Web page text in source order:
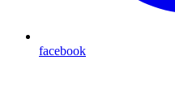
facebook